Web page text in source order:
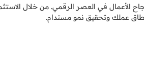
الأعمال في العصر الرقمي. من خلال
عملك وتحقيق نمو مستدام.